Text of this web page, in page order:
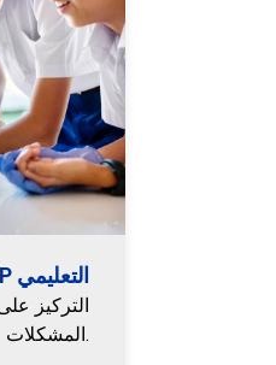
مشروع STEP التعليمي
التركيز
المشكلات.